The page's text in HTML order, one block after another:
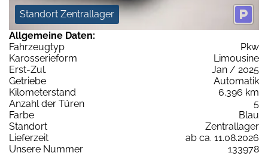
Standort Zentrallager
Allgemeine Daten:
Fahrzeugtyp
Pkw
Karosserieform
Limousine
Erst-Zul.
Jan / 2025
Getriebe
Automatik
Kilometerstand
6.396 km
Anzahl der Türen
5
Farbe
Blau
Standort
Zentrallager
Lieferzeit
ab ca. 11.08.2026
Unsere Nummer
133978